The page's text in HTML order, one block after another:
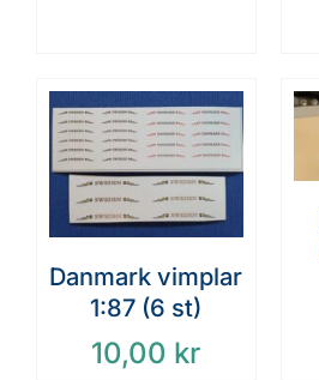
Danmark vimplar
1:87 (6 st)
10,00 kr